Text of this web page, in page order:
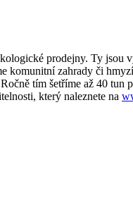
prodejny. Ty
komunitní zahrady či
tím šetříme až 40
který naleznete na